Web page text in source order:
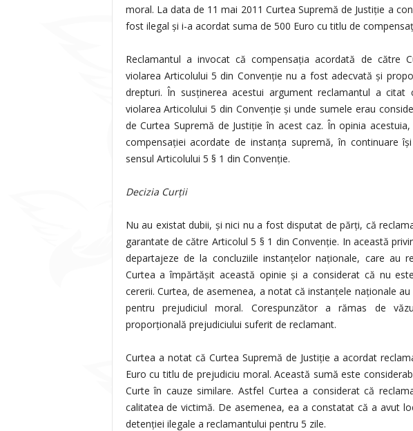
moral. La data de 11 mai 2011 Curtea Supremă de Justiţie a
fost ilegal şi i-a acordat suma de 500 Euro cu titlu de
Reclamantul a invocat că compensaţia acordată de către
violarea Articolului 5 din Convenţie nu a fost adecvată şi
drepturi. În susţinerea acestui argument reclamantul a
violarea Articolului 5 din Convenţie şi unde sumele erau
de Curtea Supremă de Justiţie în acest caz. În opinia
compensaţiei acordate de instanţa supremă, în continuare
sensul Articolului 5 § 1 din Convenţie.
Decizia Curţii
Nu au existat dubii, şi nici nu a fost disputat de părţi, că
garantate de către Articolul 5 § 1 din Convenţie. In această
departajeze de la concluziile instanţelor naţionale, care au
Curtea a împărtăşit această opinie şi a considerat că nu
cererii. Curtea, de asemenea, a notat că instanţele naţionale
pentru prejudiciul moral. Corespunzător a rămas de
proporţională prejudiciului suferit de reclamant.
Curtea a notat că Curtea Supremă de Justiţie a acordat
Euro cu titlu de prejudiciu moral. Această sumă este
Curte în cauze similare. Astfel Curtea a considerat că
calitatea de victimă. De asemenea, ea a constatat că a avut
detenţiei ilegale a reclamantului pentru 5 zile.